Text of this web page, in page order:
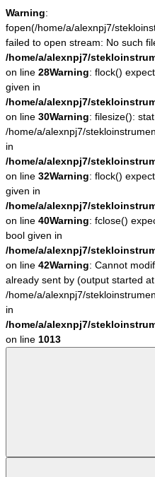
Warning:
fopen(/home/a/alexnpj7/
failed to open stream: No such
/home/a/alexnpj7/
on line 28Warning: flock()
given in
/home/a/alexnpj7/
on line 30Warning: filesize():
/home/a/alexnpj7/
in
/home/a/alexnpj7/
on line 32Warning: flock()
given in
/home/a/alexnpj7/
on line 40Warning: fclose()
bool given in
/home/a/alexnpj7/
on line 42Warning: Cannot
already sent by (output started at
/home/a/alexnpj7/
in
/home/a/alexnpj7/
on line 1013